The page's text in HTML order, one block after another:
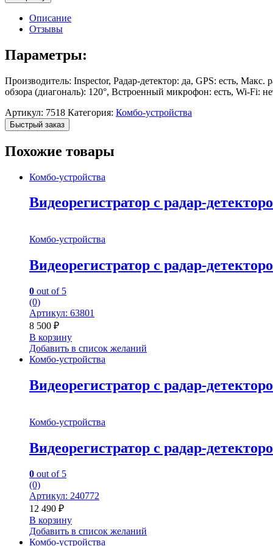
Описание
Отзывы
Параметры:
Производитель: Inspector, Радар-детектор: да, GPS: есть,
обзора (диагональ): 120°, Встроенный микрофон: есть, Wi-Fi:
Артикул: 7518 Категория: Комбо-устройства
Быстрый заказ
Похожие товары
Комбо-устройства
Видеорегистратор с радар-
Комбо-устройства
Видеорегистратор с радар-
0 out of 5
(0)
Артикул: 63801
8 500 ₽
В корзину
Добавить в список желаний
Комбо-устройства
Видеорегистратор с радар-
Комбо-устройства
Видеорегистратор с радар-
0 out of 5
(0)
Артикул: 240772
12 490 ₽
В корзину
Добавить в список желаний
Комбо-устройства